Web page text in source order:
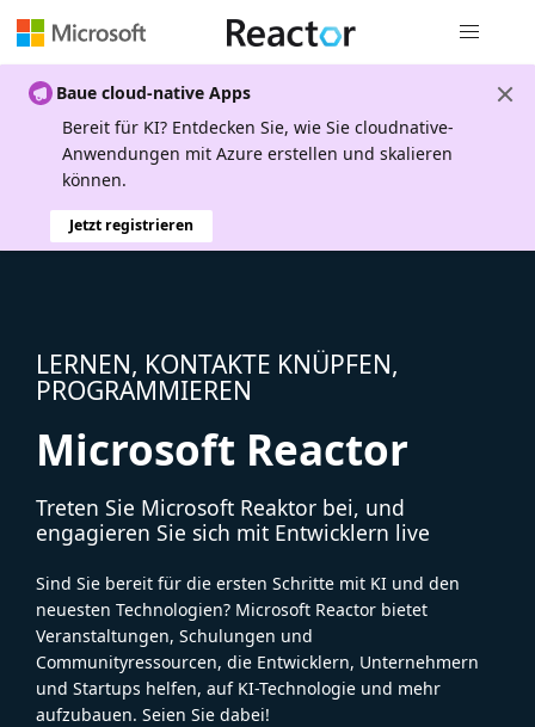
Baue cloud-native Apps
Bereit für KI? Entdecken Sie, wie Sie cloudnative-
Anwendungen mit Azure erstellen und skalieren
können.
Jetzt registrieren
LERNEN, KONTAKTE KNÜPFEN,
PROGRAMMIEREN
Microsoft Reactor
Treten Sie Microsoft Reaktor bei, und
engagieren Sie sich mit Entwicklern live
Sind Sie bereit für die ersten Schritte mit KI und den
neuesten Technologien? Microsoft Reactor bietet
Veranstaltungen, Schulungen und
Communityressourcen, die Entwicklern, Unternehmern
und Startups helfen, auf KI-Technologie und mehr
aufzubauen. Seien Sie dabei!